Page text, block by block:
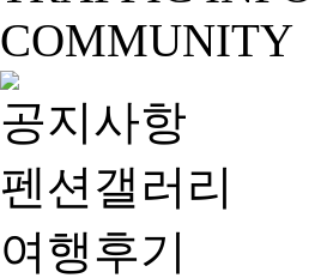
COMMUNITY
공지사항
펜션갤러리
여행후기